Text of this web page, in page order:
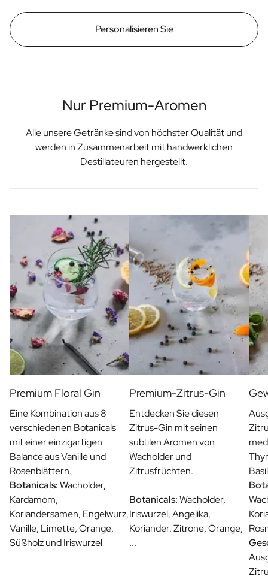
Personalisieren Sie
Nur Premium-Aromen
Alle unsere Getränke sind von höchster Qualität und
werden in Zusammenarbeit mit handwerklichen
Destillateuren hergestellt.
Premium Floral Gin
Eine Kombination aus 8
verschiedenen Botanicals
mit einer einzigartigen
Balance aus Vanille und
Rosenblättern.
Botanicals:Wacholder,
Kardamom,
Koriandersamen, Engelwurz,
Vanille, Limette, Orange,
Süßholz und Iriswurzel
Premium-Zitrus-Gin
Entdecken Sie diesen
Zitrus-Gin mit seinen
subtilen Aromen von
Wacholder und
Zitrusfrüchten.
Botanicals:Wacholder,
Iriswurzel, Angelika,
Koriander, Zitrone, Orange,
...